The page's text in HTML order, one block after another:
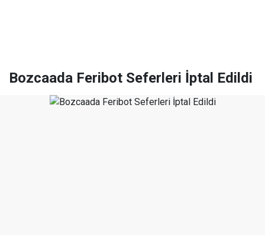
Bozcaada Feribot Seferleri İptal Edildi